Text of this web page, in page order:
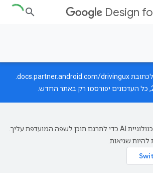
Design
docs.partner.android.com/drivingux
‫Google משתמשת בטכנולוגיית AI כדי לתרגם תוכן לשפה המועדפת עליך.
להיות שגיאות.